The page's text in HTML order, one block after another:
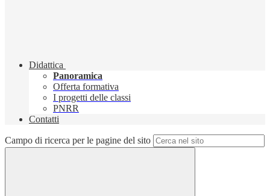
Didattica
Panoramica
Offerta formativa
I progetti delle classi
PNRR
Contatti
Campo di ricerca per le pagine del sito